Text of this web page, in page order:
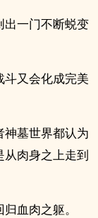
出一门不断蜕变
又会化成完美
墓世界都认为
肉身之上走到
血肉之躯。